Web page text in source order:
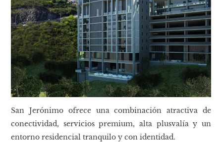
San Jerónimo ofrece una combinación atractiva de
conectividad, servicios premium, alta plusvalía y un
entorno residencial tranquilo y con identidad.